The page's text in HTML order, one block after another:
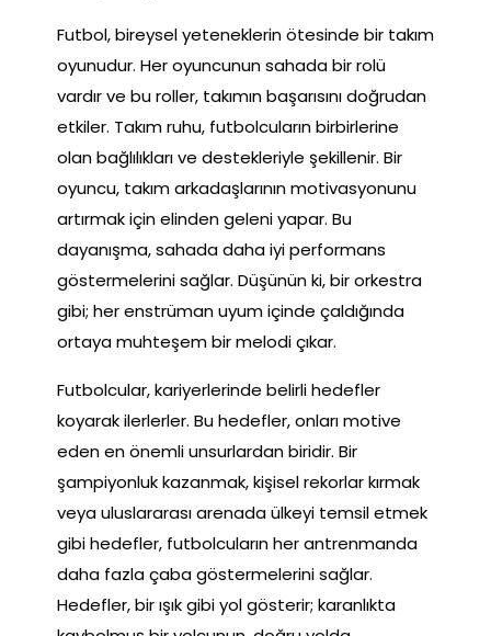
Futbol, bireysel yeteneklerin ötesinde bir takım
oyunudur. Her oyuncunun sahada bir rolü
vardır ve bu roller, takımın başarısını doğrudan
etkiler. Takım ruhu, futbolcuların birbirlerine
olan bağlılıkları ve destekleriyle şekillenir. Bir
oyuncu, takım arkadaşlarının motivasyonunu
artırmak için elinden geleni yapar. Bu
dayanışma, sahada daha iyi performans
göstermelerini sağlar. Düşünün ki, bir orkestra
gibi; her enstrüman uyum içinde çaldığında
ortaya muhteşem bir melodi çıkar.
Futbolcular, kariyerlerinde belirli hedefler
koyarak ilerlerler. Bu hedefler, onları motive
eden en önemli unsurlardan biridir. Bir
şampiyonluk kazanmak, kişisel rekorlar kırmak
veya uluslararası arenada ülkeyi temsil etmek
gibi hedefler, futbolcuların her antrenmanda
daha fazla çaba göstermelerini sağlar.
Hedefler, bir ışık gibi yol gösterir; karanlıkta